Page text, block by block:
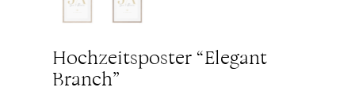
Hochzeitsposter “Elegant
Branch”